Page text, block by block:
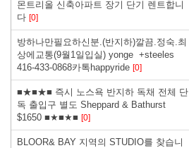
몬트리올 신축아파트 장기 단기 렌트합니
다 [0]
방하나만필요하신분.(반지하)깔끔.정숙.최
상에교통(9월1일입실) yonge +steeles
416-433-0868카톡happyride [0]
■★■★■ 즉시 노스욕 반지하 독채 전체 단
독 출입구 별도 Sheppard & Bathurst
$1650 ■★■★■ [0]
BLOOR& BAY 지역의 STUDIO를 찾습니